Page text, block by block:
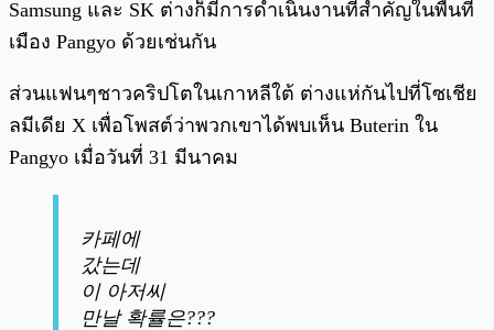
Samsung และ SK ต่างก็มีการดำเนินงานที่สำคัญในพื้นที่
เมือง Pangyo ด้วยเช่นกัน
ส่วนแฟนๆชาวคริปโตในเกาหลีใต้ ต่างแห่กันไปที่โซเชีย
ลมีเดีย X เพื่อโพสต์ว่าพวกเขาได้พบเห็น Buterin ใน
Pangyo เมื่อวันที่ 31 มีนาคม
카페에
갔는데
이 아저씨
만날 확률은???